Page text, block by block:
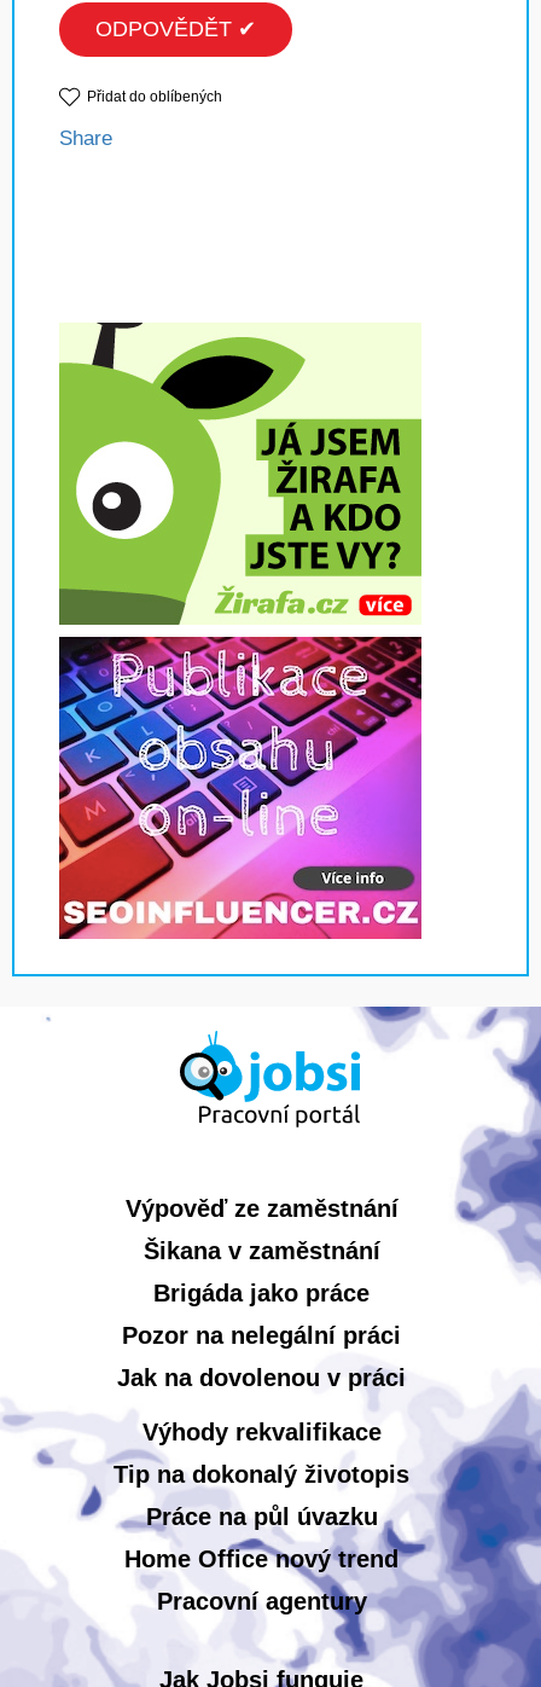
ODPOVĚDĚT ✔
Přidat do oblíbených
Share
Výpověď ze zaměstnání
Šikana v zaměstnání
Brigáda jako práce
Pozor na nelegální práci
Jak na dovolenou v práci
Výhody rekvalifikace
Tip na dokonalý životopis
Práce na půl úvazku
Home Office nový trend
Pracovní agentury
Jak Jobsi funguje